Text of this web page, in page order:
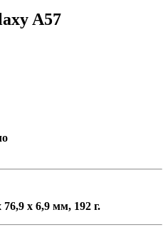
A57
76,9 х 6,9 мм, 192 г.